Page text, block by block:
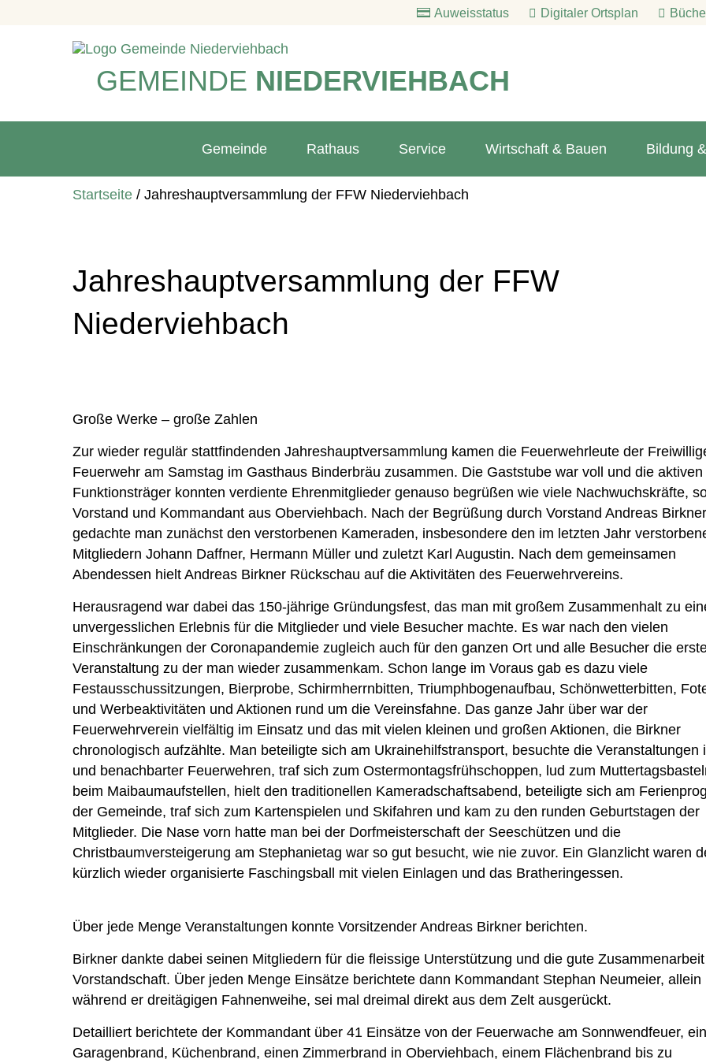
Auweisstatus Digitaler Ortsplan
GEMEINDE NIEDERVIEHBACH
Gemeinde Rathaus Service Wirtschaft & Bauen Bildung
Startseite /Jahreshauptversammlung der FFW Niederviehbach
Jahreshauptversammlung der FFW
Niederviehbach
Große Werke – große Zahlen
Zur wieder regulär stattfindenden Jahreshauptversammlung kamen die Feuerwehrleute der
Feuerwehr am Samstag im Gasthaus Binderbräu zusammen. Die Gaststube war voll und die aktiven
Funktionsträger konnten verdiente Ehrenmitglieder genauso begrüßen wie viele Nachwuchskräfte,
Vorstand und Kommandant aus Oberviehbach. Nach der Begrüßung durch Vorstand Andreas Birkner
gedachte man zunächst den verstorbenen Kameraden, insbesondere den im letzten Jahr
Mitgliedern Johann Daffner, Hermann Müller und zuletzt Karl Augustin. Nach dem gemeinsamen
Abendessen hielt Andreas Birkner Rückschau auf die Aktivitäten des Feuerwehrvereins.
Herausragend war dabei das 150-jährige Gründungsfest, das man mit großem Zusammenhalt zu
unvergesslichen Erlebnis für die Mitglieder und viele Besucher machte. Es war nach den vielen
Einschränkungen der Coronapandemie zugleich auch für den ganzen Ort und alle Besucher die
Veranstaltung zu der man wieder zusammenkam. Schon lange im Voraus gab es dazu viele
Festausschussitzungen, Bierprobe, Schirmherrnbitten, Triumphbogenaufbau, Schönwetterbitten,
und Werbeaktivitäten und Aktionen rund um die Vereinsfahne. Das ganze Jahr über war der
Feuerwehrverein vielfältig im Einsatz und das mit vielen kleinen und großen Aktionen, die Birkner
chronologisch aufzählte. Man beteiligte sich am Ukrainehilfstransport, besuchte die Veranstaltungen
und benachbarter Feuerwehren, traf sich zum Ostermontagsfrühschoppen, lud zum
beim Maibaumaufstellen, hielt den traditionellen Kameradschaftsabend, beteiligte sich am
der Gemeinde, traf sich zum Kartenspielen und Skifahren und kam zu den runden Geburtstagen der
Mitglieder. Die Nase vorn hatte man bei der Dorfmeisterschaft der Seeschützen und die
Christbaumversteigerung am Stephanietag war so gut besucht, wie nie zuvor. Ein Glanzlicht waren
kürzlich wieder organisierte Faschingsball mit vielen Einlagen und das Bratheringessen.
Über jede Menge Veranstaltungen konnte Vorsitzender Andreas Birkner berichten.
Birkner dankte dabei seinen Mitgliedern für die fleissige Unterstützung und die gute
Vorstandschaft. Über jeden Menge Einsätze berichtete dann Kommandant Stephan Neumeier, allein
während er dreitägigen Fahnenweihe, sei mal dreimal direkt aus dem Zelt ausgerückt.
Detailliert berichtete der Kommandant über 41 Einsätze von der Feuerwache am Sonnwendfeuer,
Garagenbrand, Küchenbrand, einen Zimmerbrand in Oberviehbach, einem Flächenbrand bis zu